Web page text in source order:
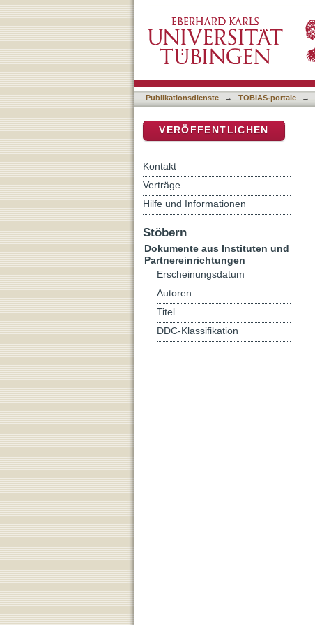
1933/1934
Publikationsdienste → TOBIAS-portale →
VERÖFFENTLICHEN
Kontakt
Verträge
Hilfe und Informationen
Stöbern
Dokumente aus Instituten und
Partnereinrichtungen
Erscheinungsdatum
Autoren
Titel
DDC-Klassifikation